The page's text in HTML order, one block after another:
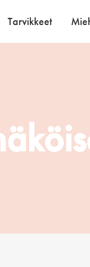
Tarvikkeet